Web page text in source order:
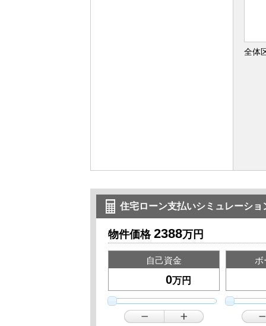
全体
住宅ローン支払いシミュレーショ
物件価格 2388万円
自己資金
万円
ボ